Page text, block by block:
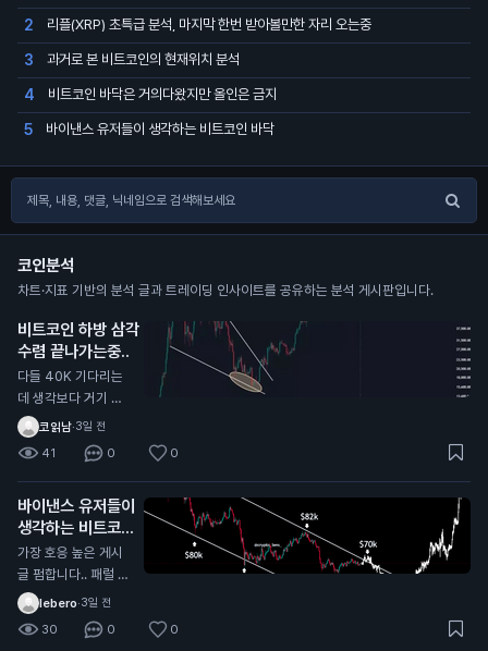
2 리플(XRP) 초특급 분석, 마지막 한번 받아볼만한 자리 오는중
3 과거로 본 비트코인의 현재위치 분석
4 비트코인 바닥은 거의다왔지만 올인은 금지
5 바이낸스 유저들이 생각하는 비트코인 바닥
코인분석
차트·지표 기반의 분석 글과 트레이딩 인사이트를 공유하는 분석 게시판입니다.
비트코인 하방 삼각
수렴 끝나가는중..
다들 40K 기다리는
데 생각보다 거기 안
올수도 있음 내가 한
국,해외 전부 커뮤 둘
러본 결과 그 자리에
서 풀매수 기다리는
개미들이 너무많음
코읽남·3일 전
41 0 0
바이낸스 유저들이
생각하는 비트코인
바닥
가장 호응 높은 게시
글 펌합니다.. 패럴 채
널안에서 하방으로 밀
리는중인데 패럴 중단
맞고 올라갈거라는 의
lebero·3일 전
30 0 0